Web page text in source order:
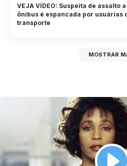
VEJA VÍDEO: Suspeita de assalto a
ônibus é espancada por usuárias
transporte
MOSTRAR